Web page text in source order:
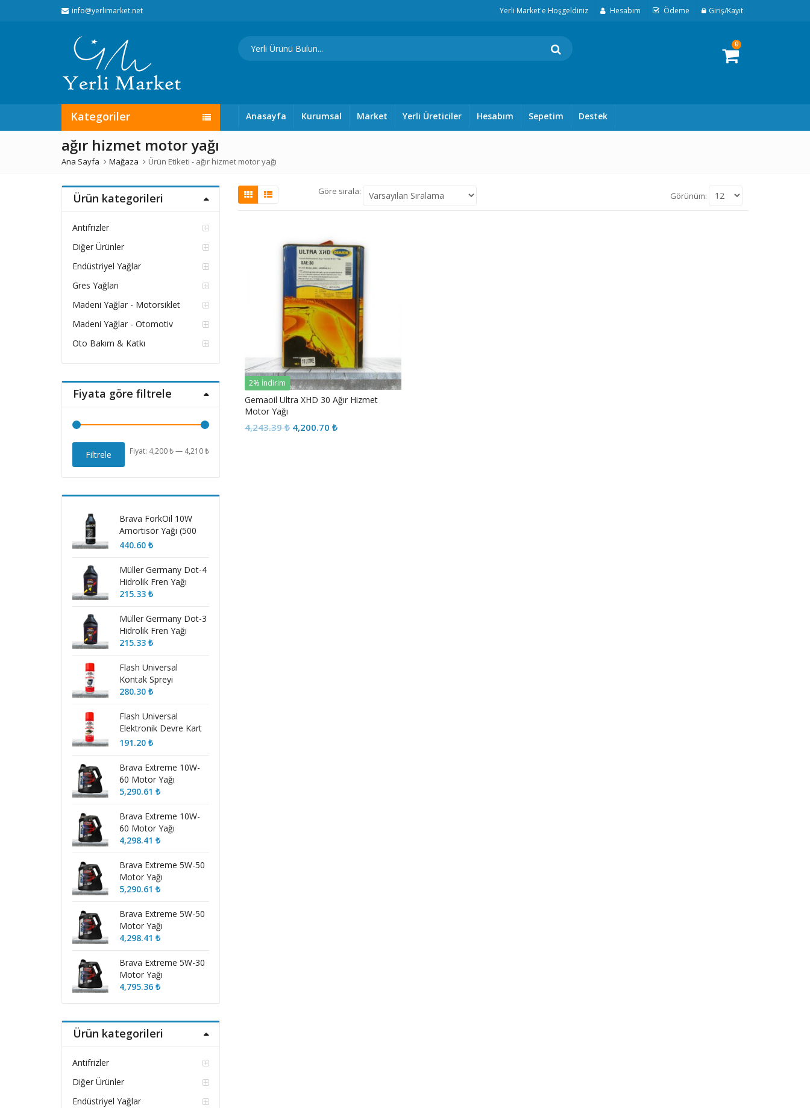
info@yerlimarket.net Yerli Market'e Hoşgeldiniz Hesabım Ödeme Giriş/Kayıt
0
Kategoriler Anasayfa Kurumsal Market Yerli Üreticiler Hesabım Sepetim Destek
ağır hizmet motor yağı
Ana Sayfa Mağaza Ürün Etiketi - ağır hizmet motor yağı
Göre sırala: Görünüm:
2% İndirim
Gemaoil Ultra XHD 30 Ağır Hizmet
Motor Yağı
4,243.39₺ Orijinal
4,200.70 ₺Şu
Ürün kategorileri
Antifrizler
Diğer Ürünler
Endüstriyel Yağlar
Gres Yağları
Madeni Yağlar - Motorsiklet
Madeni Yağlar - Otomotiv
Oto Bakım & Katkı
Fiyata göre filtrele
En
En
Filtrele Fiyat: 4,200 ₺— 4,210 ₺
Brava ForkOil 10W
Amortisör Yağı (500
ml)
440.60 ₺
Müller Germany Dot-4
Hidrolik Fren Yağı
215.33 ₺
Müller Germany Dot-3
Hidrolik Fren Yağı
215.33 ₺
Flash Universal
Kontak Spreyi
280.30 ₺
Flash Universal
Elektronik Devre Kart
Temizleyici Sprey
191.20 ₺
Brava Extreme 10W-
60 Motor Yağı
5,290.61 ₺
Brava Extreme 10W-
60 Motor Yağı
4,298.41 ₺
Brava Extreme 5W-50
Motor Yağı
5,290.61 ₺
Brava Extreme 5W-50
Motor Yağı
4,298.41 ₺
Brava Extreme 5W-30
Motor Yağı
4,795.36 ₺
Ürün kategorileri
Antifrizler
Diğer Ürünler
Endüstriyel Yağlar